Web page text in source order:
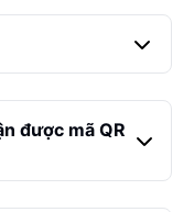
được mã QR